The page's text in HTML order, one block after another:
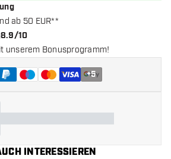
ab 50 EUR**
8.9/10
unserem Bonusprogramm!
+5
INTERESSIEREN